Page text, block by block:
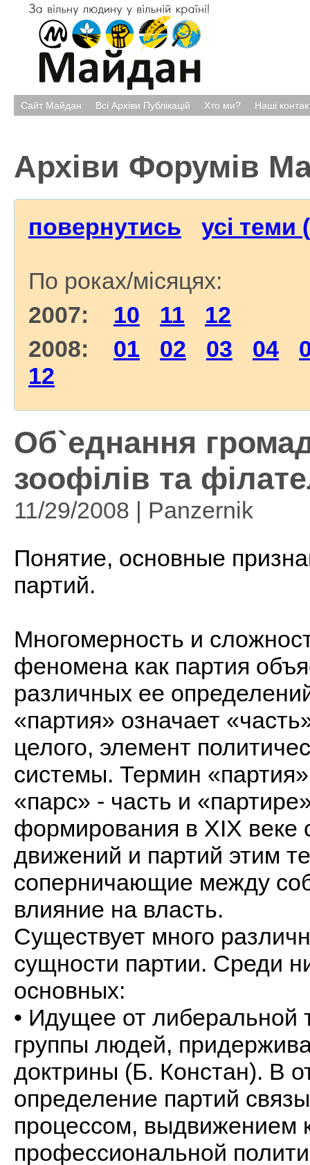
Сайт Майдан Всі Архіви Публікацій Хто ми? Наші
Архіви Форумів
повернутись усі теми
По роках/місяцях:
2007: 10 11
12
2008: 01 02 03 04
12
Об`еднання
зоофілів та
11/29/2008 | Panzernik
Понятие, основные
партий.
Многомерность и
феномена как партия
различных ее
«партия» означает
целого, элемент
системы. Термин
«парс» - часть и
формирования в XIX веке
движений и партий этим
соперничающие между
влияние на власть.
Существует много
сущности партии. Среди
основных:
• Идущее от либеральной
группы людей,
доктрины (Б. Констан). В
определение партий
процессом, выдвижением
профессиональной